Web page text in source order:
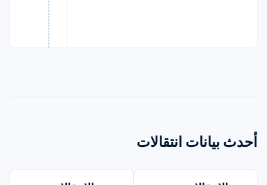
أحدث بيانات انتقالات